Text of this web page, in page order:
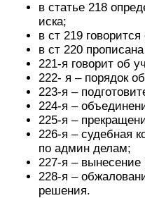
в статье 218
иска;
в ст 219
в ст 220
221-я говорит об
222- я – порядок
223-я –
224-я –
225-я –
226-я – судебная
по админ делам;
227-я –
228-я –
решения.